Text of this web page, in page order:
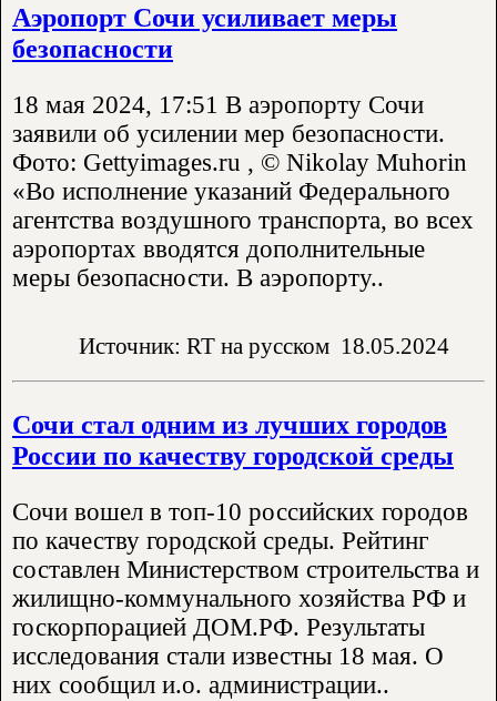
Аэропорт Сочи усиливает меры
безопасности
18 мая 2024, 17:51 В аэропорту Сочи
заявили об усилении мер безопасности.
Фото: Gettyimages.ru , © Nikolay Muhorin
«Во исполнение указаний Федерального
агентства воздушного транспорта, во всех
аэропортах вводятся дополнительные
меры безопасности. В аэропорту..
Источник: RT на русском 18.05.2024
Сочи стал одним из лучших городов
России по качеству городской среды
Сочи вошел в топ-10 российских городов
по качеству городской среды. Рейтинг
составлен Министерством строительства и
жилищно-коммунального хозяйства РФ и
госкорпорацией ДОМ.РФ. Результаты
исследования стали известны 18 мая. О
них сообщил и.о. администрации..